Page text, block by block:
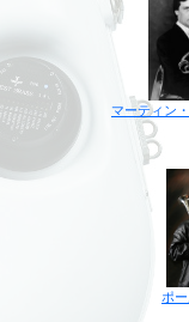
マーティン
ポ